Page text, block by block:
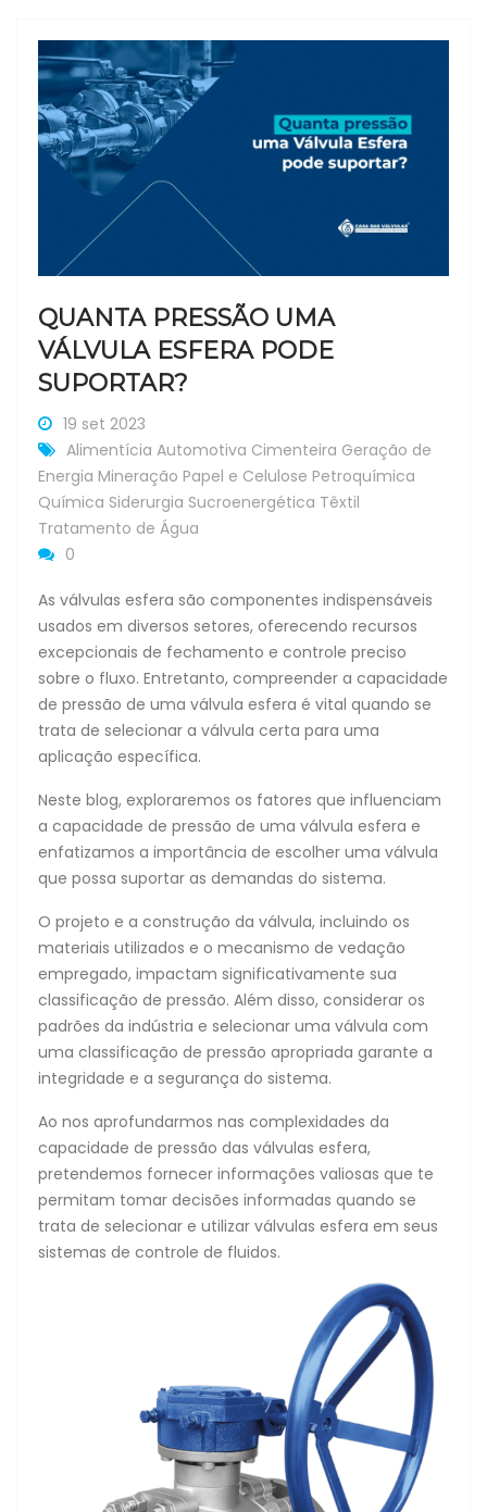
QUANTA PRESSÃO UMA
VÁLVULA ESFERA PODE
SUPORTAR?
19 set 2023
Alimentícia Automotiva Cimenteira Geração de
Energia Mineração Papel e Celulose Petroquímica
Química Siderurgia Sucroenergética Têxtil
Tratamento de Água
0
As válvulas esfera são componentes indispensáveis ​​
usados ​​em diversos setores, oferecendo recursos
excepcionais de fechamento e controle preciso
sobre o fluxo. Entretanto, compreender a capacidade
de pressão de uma válvula esfera é vital quando se
trata de selecionar a válvula certa para uma
aplicação específica.
Neste blog, exploraremos os fatores que influenciam
a capacidade de pressão de uma válvula esfera e
enfatizamos a importância de escolher uma válvula
que possa suportar as demandas do sistema.
O projeto e a construção da válvula, incluindo os
materiais utilizados e o mecanismo de vedação
empregado, impactam significativamente sua
classificação de pressão. Além disso, considerar os
padrões da indústria e selecionar uma válvula com
uma classificação de pressão apropriada garante a
integridade e a segurança do sistema.
Ao nos aprofundarmos nas complexidades da
capacidade de pressão das válvulas esfera,
pretendemos fornecer informações valiosas que te
permitam tomar decisões informadas quando se
trata de selecionar e utilizar válvulas esfera em seus
sistemas de controle de fluidos.